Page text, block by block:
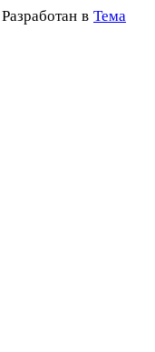
Разработан в Тема